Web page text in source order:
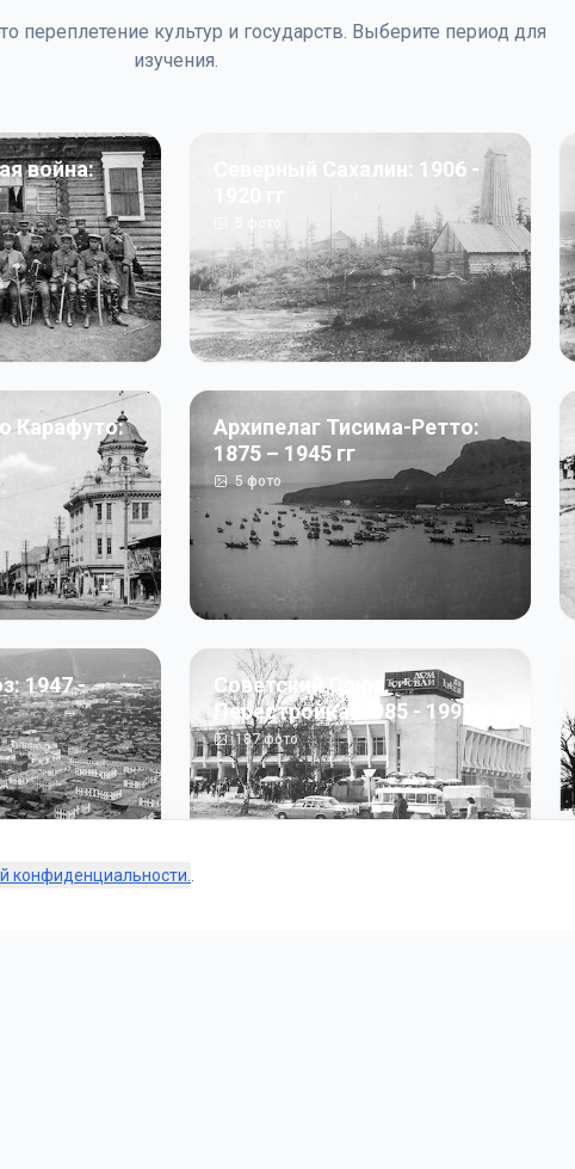
переплетение культур и государств. Выберите период для
изучения.
война:
Северный Сахалин: 1906 -
Карафуто:
Архипелаг Тисима-Ретто:
1875 – 1945 гг
5фото
1947 -
Советский Союз.
Перестройка: 1985 - 1991 гг
187фото
конфиденциальности.